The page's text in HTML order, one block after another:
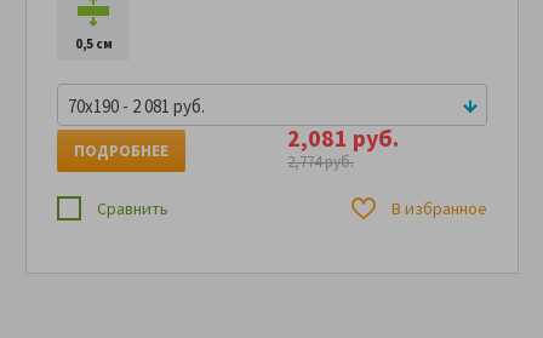
0,5 см
70x190 - 2 081 руб.
2,081 руб.
2,774 руб.
ПОДРОБНЕЕ
Сравнить В избранное